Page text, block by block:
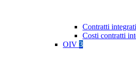
Contratti
Costi contratti
OIV 3